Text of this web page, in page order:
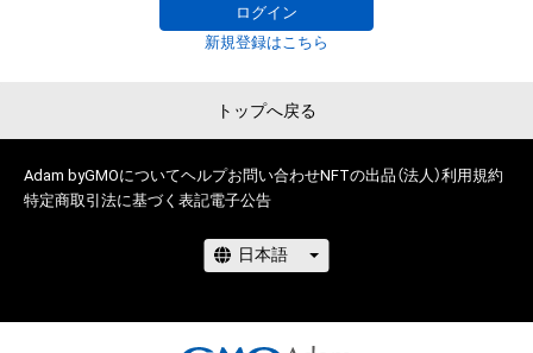
ログイン
新規登録はこちら
トップへ戻る
Adam byGMOについてヘルプお問い合わせNFTの出品（法人）利用規約
特定商取引法に基づく表記電子公告